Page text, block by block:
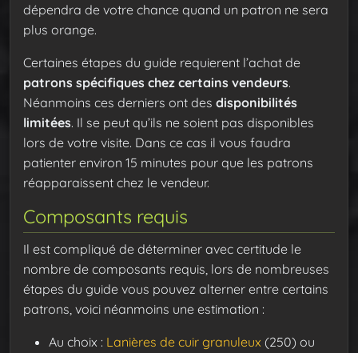
dépendra de votre chance quand un patron ne sera
plus orange.
Certaines étapes du guide requierent l’achat de
patrons spécifiques chez certains vendeurs.
Néanmoins ces derniers ont des disponibilités
limitées. Il se peut qu’ils ne soient pas disponibles
lors de votre visite. Dans ce cas il vous faudra
patienter environ 15 minutes pour que les patrons
réapparaissent chez le vendeur.
Composants requis
Il est compliqué de déterminer avec certitude le
nombre de composants requis, lors de nombreuses
étapes du guide vous pouvez alterner entre certains
patrons, voici néanmoins une estimation :
Au choix : Lanières de cuir granuleux (250) ou